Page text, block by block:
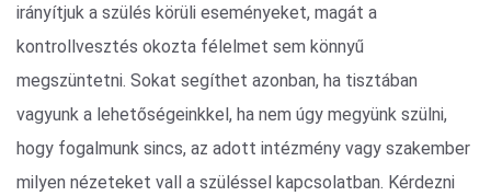
irányítjuk a szülés körüli eseményeket, magát a
kontrollvesztés okozta félelmet sem könnyű
megszüntetni. Sokat segíthet azonban, ha tisztában
vagyunk a lehetőségeinkkel, ha nem úgy megyünk szülni,
hogy fogalmunk sincs, az adott intézmény vagy szakember
milyen nézeteket vall a szüléssel kapcsolatban. Kérdezni